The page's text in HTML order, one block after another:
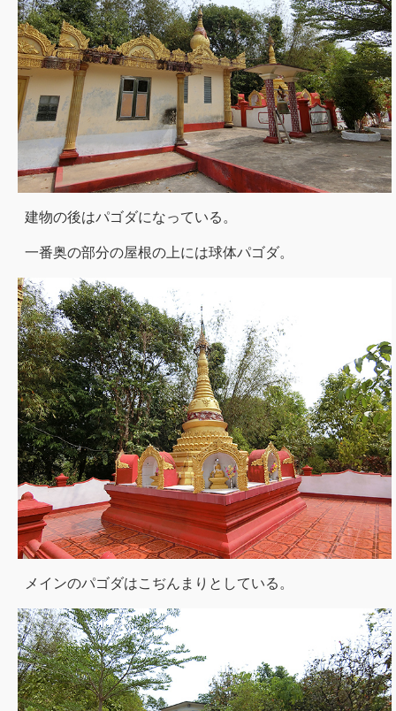
建物の後はパゴダになっている。
一番奥の部分の屋根の上には球体パゴダ。
メインのパゴダはこぢんまりとしている。